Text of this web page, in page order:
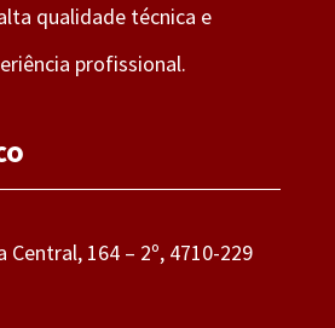
qualidade técnica e
profissional.
Central, 164 – 2º, 4710-229